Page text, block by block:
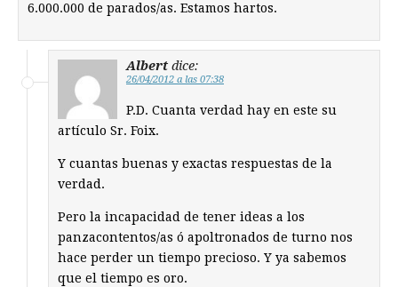
6.000.000 de parados/as. Estamos hartos.
Albert dice:
26/04/2012 a las 07:38
P.D. Cuanta verdad hay en este su
artículo Sr. Foix.
Y cuantas buenas y exactas respuestas de la
verdad.
Pero la incapacidad de tener ideas a los
panzacontentos/as ó apoltronados de turno nos
hace perder un tiempo precioso. Y ya sabemos
que el tiempo es oro.